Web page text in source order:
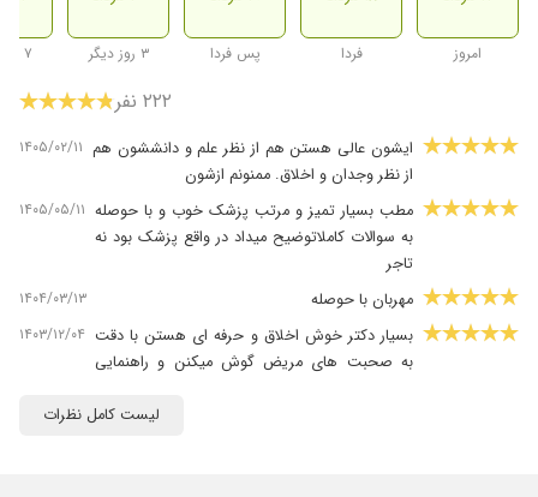
امروز فردا پس فردا ۳ روز دیگر ۷ روز دیگر
۲۲۲ نفر
ایشون عالی هستن هم از نظر علم و دانششون هم
از نظر وجدان و اخلاق. ممنونم ازشون
۱۴۰۵/۰۲/۱۱
مطب بسیار تمیز و مرتب پزشک خوب و با حوصله
به سوالات کاملاتوضیح میداد در واقع پزشک بود نه
تاجر
۱۴۰۵/۰۵/۱۱
مهربان با حوصله ۱۴۰۴/۰۳/۱۳
بسیار دکتر خوش اخلاق و حرفه ای هستن با دقت
به صحبت های مریض گوش میکنن و راهنمایی
۱۴۰۳/۱۲/۰۴
بسیار باحوصله و مهربان هستن خانم دکتر.خدا ۱۴۰۵/۰۵/۰۷
لیست کامل نظرات